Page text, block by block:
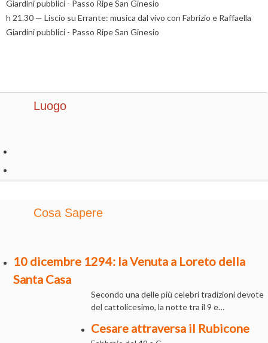
Giardini pubblici - Passo Ripe San Ginesio
h 21.30 — Liscio su Errante: musica dal vivo con Fabrizio e Raffaella
Giardini pubblici - Passo Ripe San Ginesio
Luogo
Cosa Sapere
10 dicembre 1294: la Venuta a Loreto della
Santa Casa
Secondo una delle più celebri tradizioni devote
del cattolicesimo, la notte tra il 9 e…
Cesare attraversa il Rubicone